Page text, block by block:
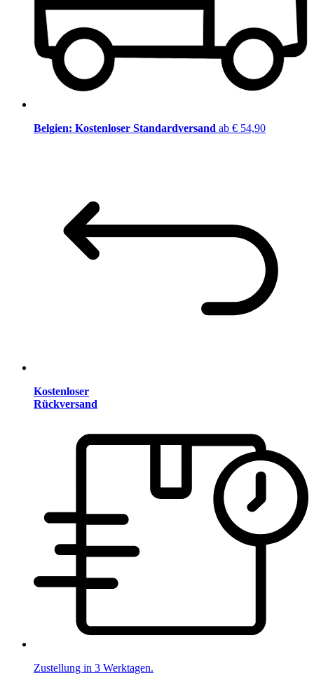
Belgien: Kostenloser Standardversand ab € 54,90
Kostenloser
Rückversand
Zustellung in 3 Werktagen.